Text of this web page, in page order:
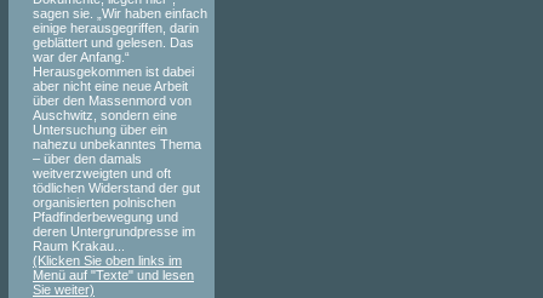
sagen sie. „Wir haben einfach
einige herausgegriffen, darin
geblättert und gelesen. Das
war der Anfang.“
Herausgekommen ist dabei
aber nicht eine neue Arbeit
über den Massenmord von
Auschwitz, sondern eine
Untersuchung über ein
nahezu unbekanntes Thema
– über den damals
weitverzweigten und oft
tödlichen Widerstand der gut
organisierten polnischen
Pfadfinderbewegung und
deren Untergrundpresse im
Raum Krakau...
(Klicken Sie oben links im
Menü auf "Texte" und lesen
Sie weiter)